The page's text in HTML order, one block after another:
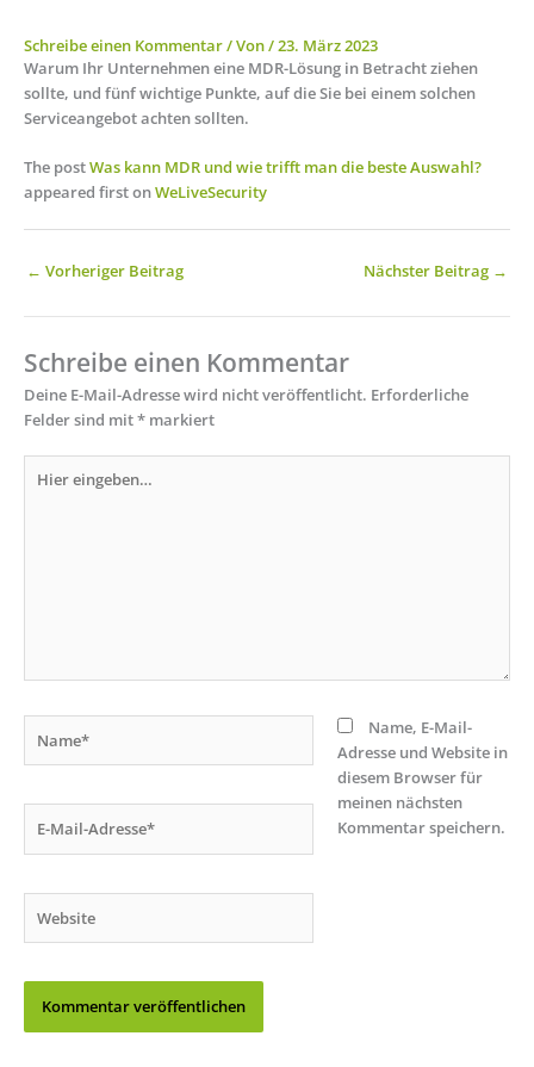
Schreibe einen Kommentar/ Von/23. März 2023
Warum Ihr Unternehmen eine MDR-Lösung in Betracht ziehen
sollte, und fünf wichtige Punkte, auf die Sie bei einem solchen
Serviceangebot achten sollten.
The postWas kann MDR und wie trifft man die beste Auswahl?
appeared first onWeLiveSecurity
← Vorheriger Beitrag Nächster Beitrag →
Schreibe einen Kommentar
Deine E-Mail-Adresse wird nicht veröffentlicht. Erforderliche
Felder sind mit* markiert
eingeben…
Mail-
Name, E-Mail-
Adresse und Website in
diesem Browser für
meinen nächsten
Kommentar speichern.